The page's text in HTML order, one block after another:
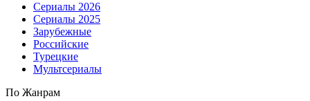
Сериалы 2026
Сериалы 2025
Зарубежные
Российские
Турецкие
Мультсериалы
По Жанрам